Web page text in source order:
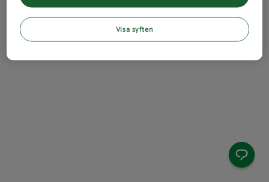
Visa syften